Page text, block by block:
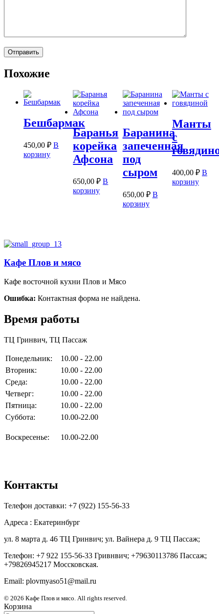
Похожие
Бешбармак
450,00 ₽ В
корзину
Баранья
корейка
Афсона
650,00₽ В
корзину
Баранина
запеченная
под
сыром
650,00 ₽ В
корзину
Манты
с
400,00 ₽ В
корзину
Кафе Плов и мясо
Кафе восточной кухни Плов и Мясо
Ошибка: Контактная форма не найдена.
Время работы
ТЦ Гринвич, ТЦ Пассаж
Понедельник:
10.00 - 22.00
Вторник:
10.00 - 22.00
Среда:
10.00 - 22.00
Четверг:
10.00 - 22.00
Пятница:
10.00 - 22.00
Суббота:
10.00-22.00
Воскресенье: 10.00-22.00
Контакты
Телефон доставки: +7 (922) 155-56-33
Адреса : Екатеринбург
ул. 8 марта д. 46 ТЦ Гринвич; ул. Вайнера д. 9 ТЦ Пассаж;
Телефон: +7 922 155-56-33 Гривнвич; +79630113786 Пассаж;
+79826945217 Моссковская.
Email: plovmyaso51@mail.ru
© 2026 Кафе Плов и мясо. All rights reserved.
Корзина